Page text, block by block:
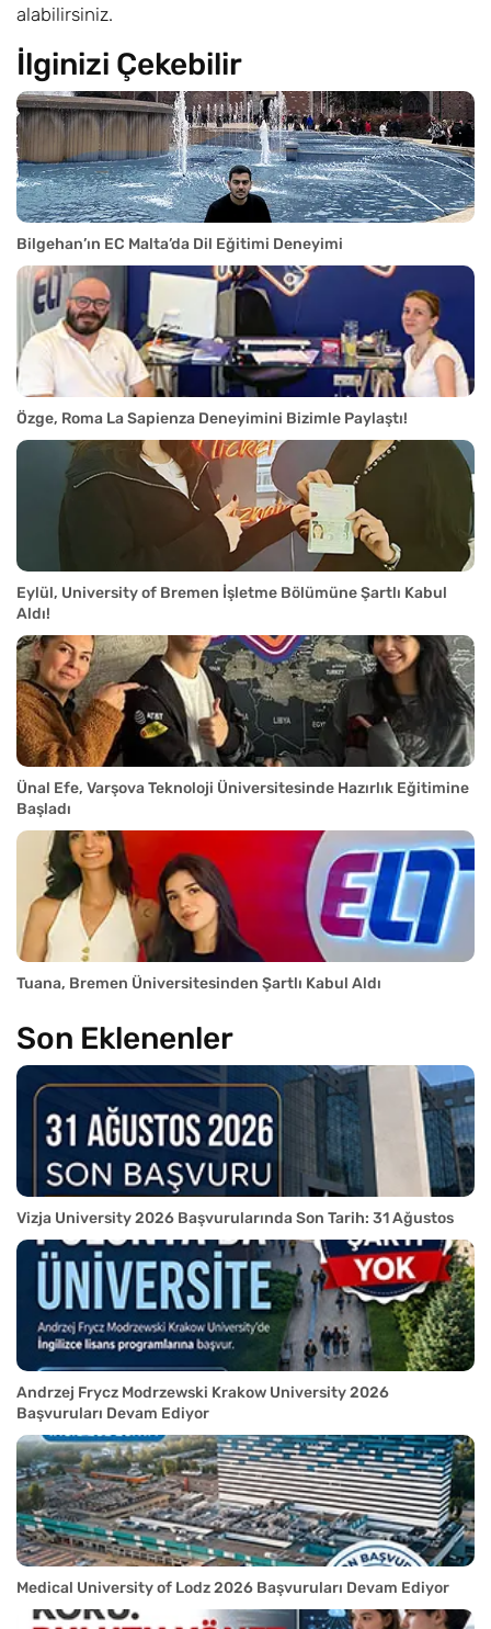
İlginizi Çekebilir
Bilgehan’ın EC Malta’da Dil Eğitimi Deneyimi
Özge, Roma La Sapienza Deneyimini Bizimle Paylaştı!
Eylül, University of Bremen İşletme Bölümüne Şartlı Kabul
Aldı!
Ünal Efe, Varşova Teknoloji Üniversitesinde Hazırlık Eğitimine
Başladı
Tuana, Bremen Üniversitesinden Şartlı Kabul Aldı
Son Eklenenler
Vizja University 2026 Başvurularında Son Tarih: 31 Ağustos
Andrzej Frycz Modrzewski Krakow University 2026
Başvuruları Devam Ediyor
Medical University of Lodz 2026 Başvuruları Devam Ediyor
alabilirsiniz.